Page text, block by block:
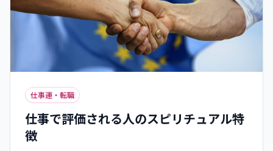
仕事運・転職
仕事で評価される人のスピリチュアル特
徴